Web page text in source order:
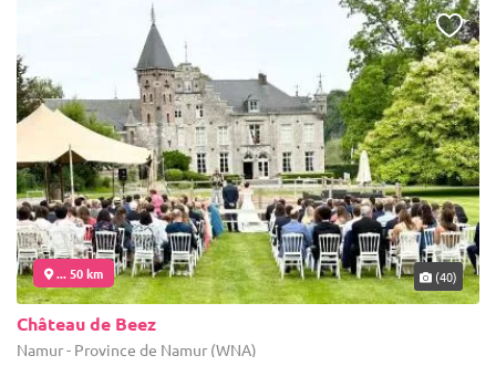
... 50 km (40)
Château de Beez
Namur - Province de Namur (WNA)